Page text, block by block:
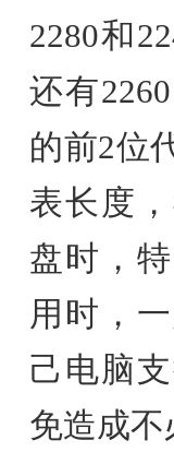
2280和
还有
的前2位
表长度
盘时，
用时，
己电脑
免造成不